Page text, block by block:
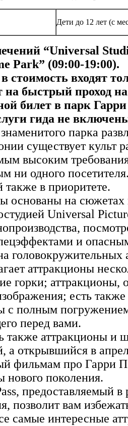
Дети до 12 лет (с
“Universal
Park” (09:00-19:00).
стоимость входят
на быстрый проход
билет в парк
гида не
парка
существует культ
высоким
ни одного
также в приоритете.
основаны на
Universal
и
головокружительных
аттракционы
горки; аттракционы,
есть
с полным
перед вами.
также аттракционы и
а открывшийся в
фильмам про Гарри
нового поколения.
предоставляемый в
позволит вам
самые интересные